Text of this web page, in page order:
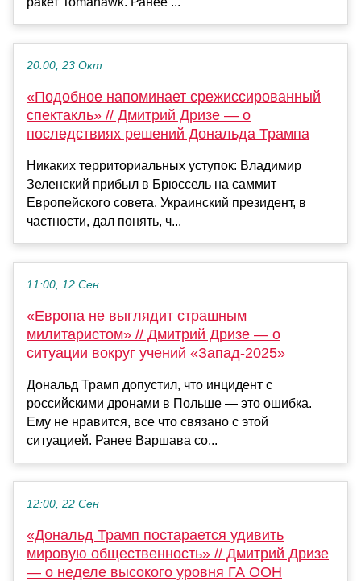
20:00, 23 Окт
«Подобное напоминает срежиссированный
спектакль» // Дмитрий Дризе — о
последствиях решений Дональда Трампа
Никаких территориальных уступок: Владимир
Зеленский прибыл в Брюссель на саммит
Европейского совета. Украинский президент, в
частности, дал понять, ч...
11:00, 12 Сен
«Европа не выглядит страшным
милитаристом» // Дмитрий Дризе — о
ситуации вокруг учений «Запад-2025»
Дональд Трамп допустил, что инцидент с
российскими дронами в Польше — это ошибка.
Ему не нравится, все что связано с этой
ситуацией. Ранее Варшава со...
12:00, 22 Сен
«Дональд Трамп постарается удивить
мировую общественность» // Дмитрий Дризе
— о неделе высокого уровня ГА ООН